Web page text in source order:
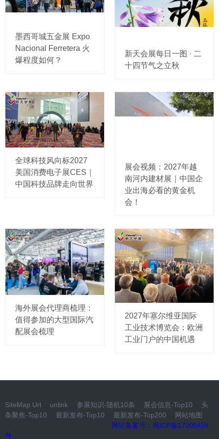
墨西哥城五金展 Expo
Nacional Ferretera 火
爆程度如何？
新天会展每日一图 · 二
十四节气之立秋
全球科技风向标2027
美国消费电子展CES｜
中国科技品牌走向世界
展会视频：2027年越
南河内建材展｜中国企
业出海必看的黄金机
会！
海外展会代理商梳理：
值得参加的大型国际汽
配展会梳理
2027年塞尔维亚国际
工业技术博览会：欧洲
工业门户的中国机遇
SiteMap Url unlink 参展知识-随机10条 展会信息-Top10
头
条聚焦-Top10
最新发布-Top10 最新发布-Top200
网站地图
网站备案号：闽ICP备17005458
号